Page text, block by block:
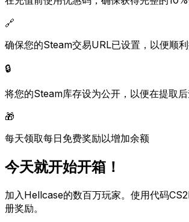
🔗
确保您的Steam交易URL已设置，以便顺
🔒
将您的Steam库存设为公开，以便在提取
🎁
每天领取每日免费奖励以增加余额
今天就开始开箱！
加入Hellcase的数百万玩家。使用代码
册奖励。